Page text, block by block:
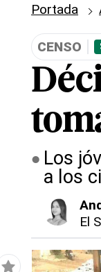
Portada
CENSO
Los
a los
El